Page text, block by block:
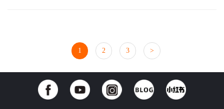
1 2 3 >